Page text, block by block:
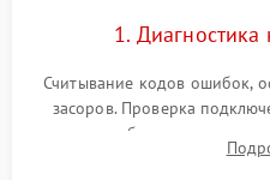
1. Диагностика
Считывание кодов ошибок,
засоров. Проверка
жалоб на отсутствие
разбрызгивателей или